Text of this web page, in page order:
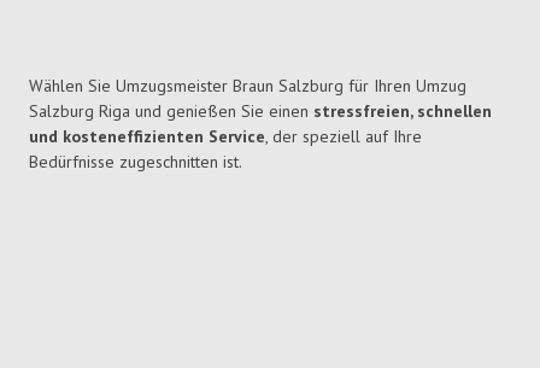
Wählen Sie Umzugsmeister Braun Salzburg für Ihren Umzug
Salzburg Riga und genießen Sie einen stressfreien, schnellen
und kosteneffizienten Service, der speziell auf Ihre
Bedürfnisse zugeschnitten ist.